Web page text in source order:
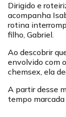
Dirigido e
acompanha
rotina
filho, Gabriel.
Ao descobrir
envolvido com
chemsex, ela
A partir desse
tempo